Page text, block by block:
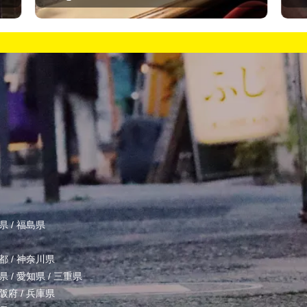
/福島県
/神奈川県
/ 愛知県 / 三重県
府/兵庫県